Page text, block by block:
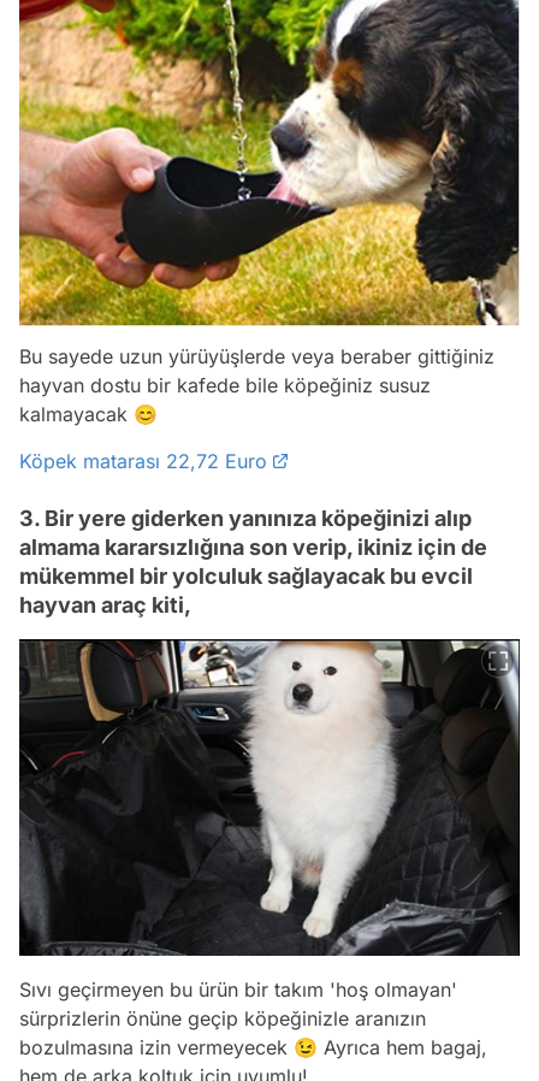
Bu sayede uzun yürüyüşlerde veya beraber gittiğiniz
hayvan dostu bir kafede bile köpeğiniz susuz
kalmayacak 😊
Köpek matarası 22,72 Euro
3. Bir yere giderken yanınıza köpeğinizi alıp
almama kararsızlığına son verip, ikiniz için de
mükemmel bir yolculuk sağlayacak bu evcil
hayvan araç kiti,
Sıvı geçirmeyen bu ürün bir takım 'hoş olmayan'
sürprizlerin önüne geçip köpeğinizle aranızın
bozulmasına izin vermeyecek 😉 Ayrıca hem bagaj,
hem de arka koltuk için uyumlu!